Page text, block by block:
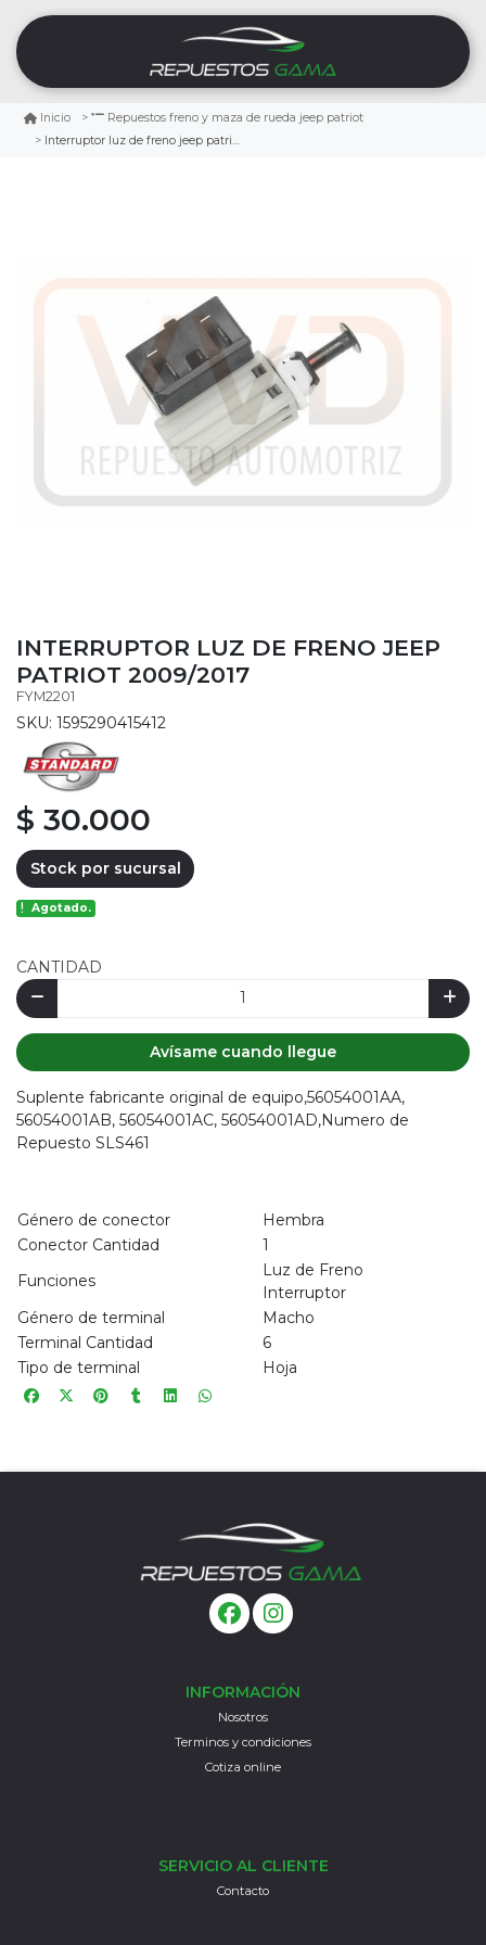
Inicio
Repuestos freno y maza de rueda jeep patriot
Interruptor luz de freno jeep patriot 2009/2017
INTERRUPTOR LUZ DE FRENO JEEP
PATRIOT 2009/2017
FYM2201
SKU: 1595290415412
$ 30.000
Stock por sucursal
Agotado.
CANTIDAD
Avísame cuando llegue
Suplente fabricante original de equipo,56054001AA,
56054001AB, 56054001AC, 56054001AD,Numero de
Repuesto SLS461
Género de conector
Hembra
Conector Cantidad
1
Funciones
Luz de Freno
Interruptor
Género de terminal
Macho
Terminal Cantidad
6
Tipo de terminal
Hoja
INFORMACIÓN
Nosotros
Terminos y condiciones
Cotiza online
SERVICIO AL CLIENTE
Contacto